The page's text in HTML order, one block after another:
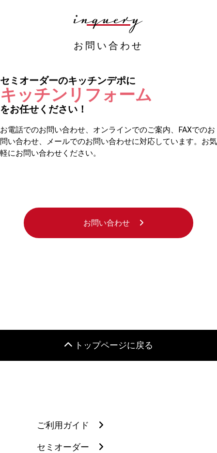
inquery
お問い合わせ
セミオーダーのキッチンデポに
キッチンリフォーム
をお任せください！
お電話でのお問い合わせ、オンラインでのご案内、FAXでのお
問い合わせ、メールでのお問い合わせに対応しています。お気
軽にお問い合わせください。
お問い合わせ
トップページに戻る
ご利用ガイド
セミオーダー